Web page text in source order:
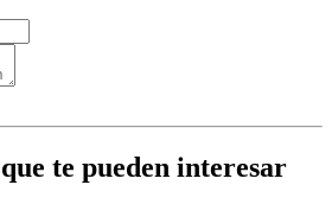
te pueden interesar